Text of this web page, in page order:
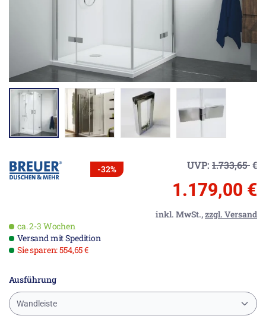
-32% UVP: 1.733,65€
1.179,00 €
inkl. MwSt.,zzgl. Versand
ca. 2-3 Wochen
Versand mit Spedition
Sie sparen: 554,65 €
Ausführung
Wandleiste